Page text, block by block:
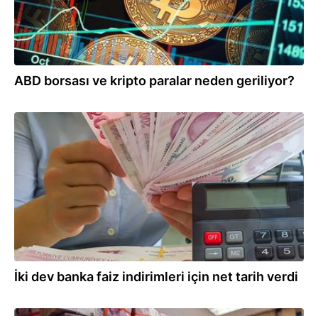
ABD borsası ve kripto paralar neden geriliyor?
07.03.2025
İki dev banka faiz indirimleri için net tarih verdi